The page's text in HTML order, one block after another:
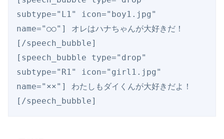
subtype="L1" icon="boy1.jpg"
name="○○"] オレはハナちゃんが大好きだ！
[/speech_bubble]
[speech_bubble type="drop"
subtype="R1" icon="girl1.jpg"
name="××"] わたしもダイくんが大好きだよ！
[/speech_bubble]